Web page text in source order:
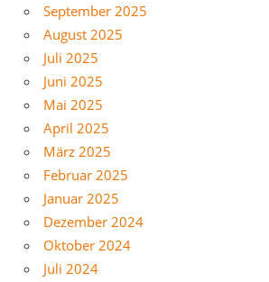
September 2025
August 2025
Juli 2025
Juni 2025
Mai 2025
April 2025
März 2025
Februar 2025
Januar 2025
Dezember 2024
Oktober 2024
Juli 2024